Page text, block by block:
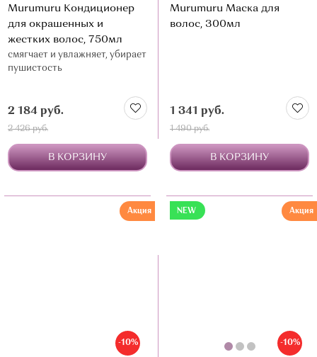
Murumuru Кондиционер
для окрашенных и
жестких волос, 750мл
смягчает и увлажняет, убирает
пушистость
2 184 руб.
2 426 руб.
В КОРЗИНУ
Murumuru Маска для
волос, 300мл
1 341 руб.
1 490 руб.
В КОРЗИНУ
-10%
Акция
-10%
Акция
NEW